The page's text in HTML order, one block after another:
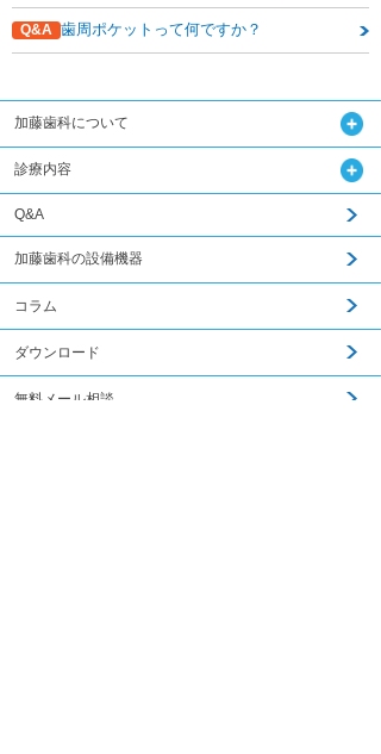
Q&A 歯周ポケットって何ですか？
加藤歯科について
診療内容
Q&A
加藤歯科の設備機器
コラム
ダウンロード
無料メール相談